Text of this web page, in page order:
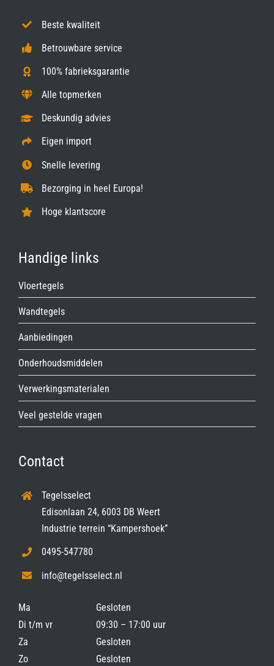
Beste kwaliteit
Betrouwbare service
100% fabrieksgarantie
Alle topmerken
Deskundig advies
Eigen import
Snelle levering
Bezorging in heel Europa!
Hoge klantscore
Handige links
Vloertegels
Wandtegels
Aanbiedingen
Onderhoudsmiddelen
Verwerkingsmaterialen
Veel gestelde vragen
Contact
Tegelsselect
Edisonlaan 24, 6003 DB Weert
Industrie terrein “Kampershoek”
0495-547780
info@tegelsselect.nl
Ma
Gesloten
Di t/m vr
09:30 – 17:00 uur
Za
Gesloten
Zo
Gesloten